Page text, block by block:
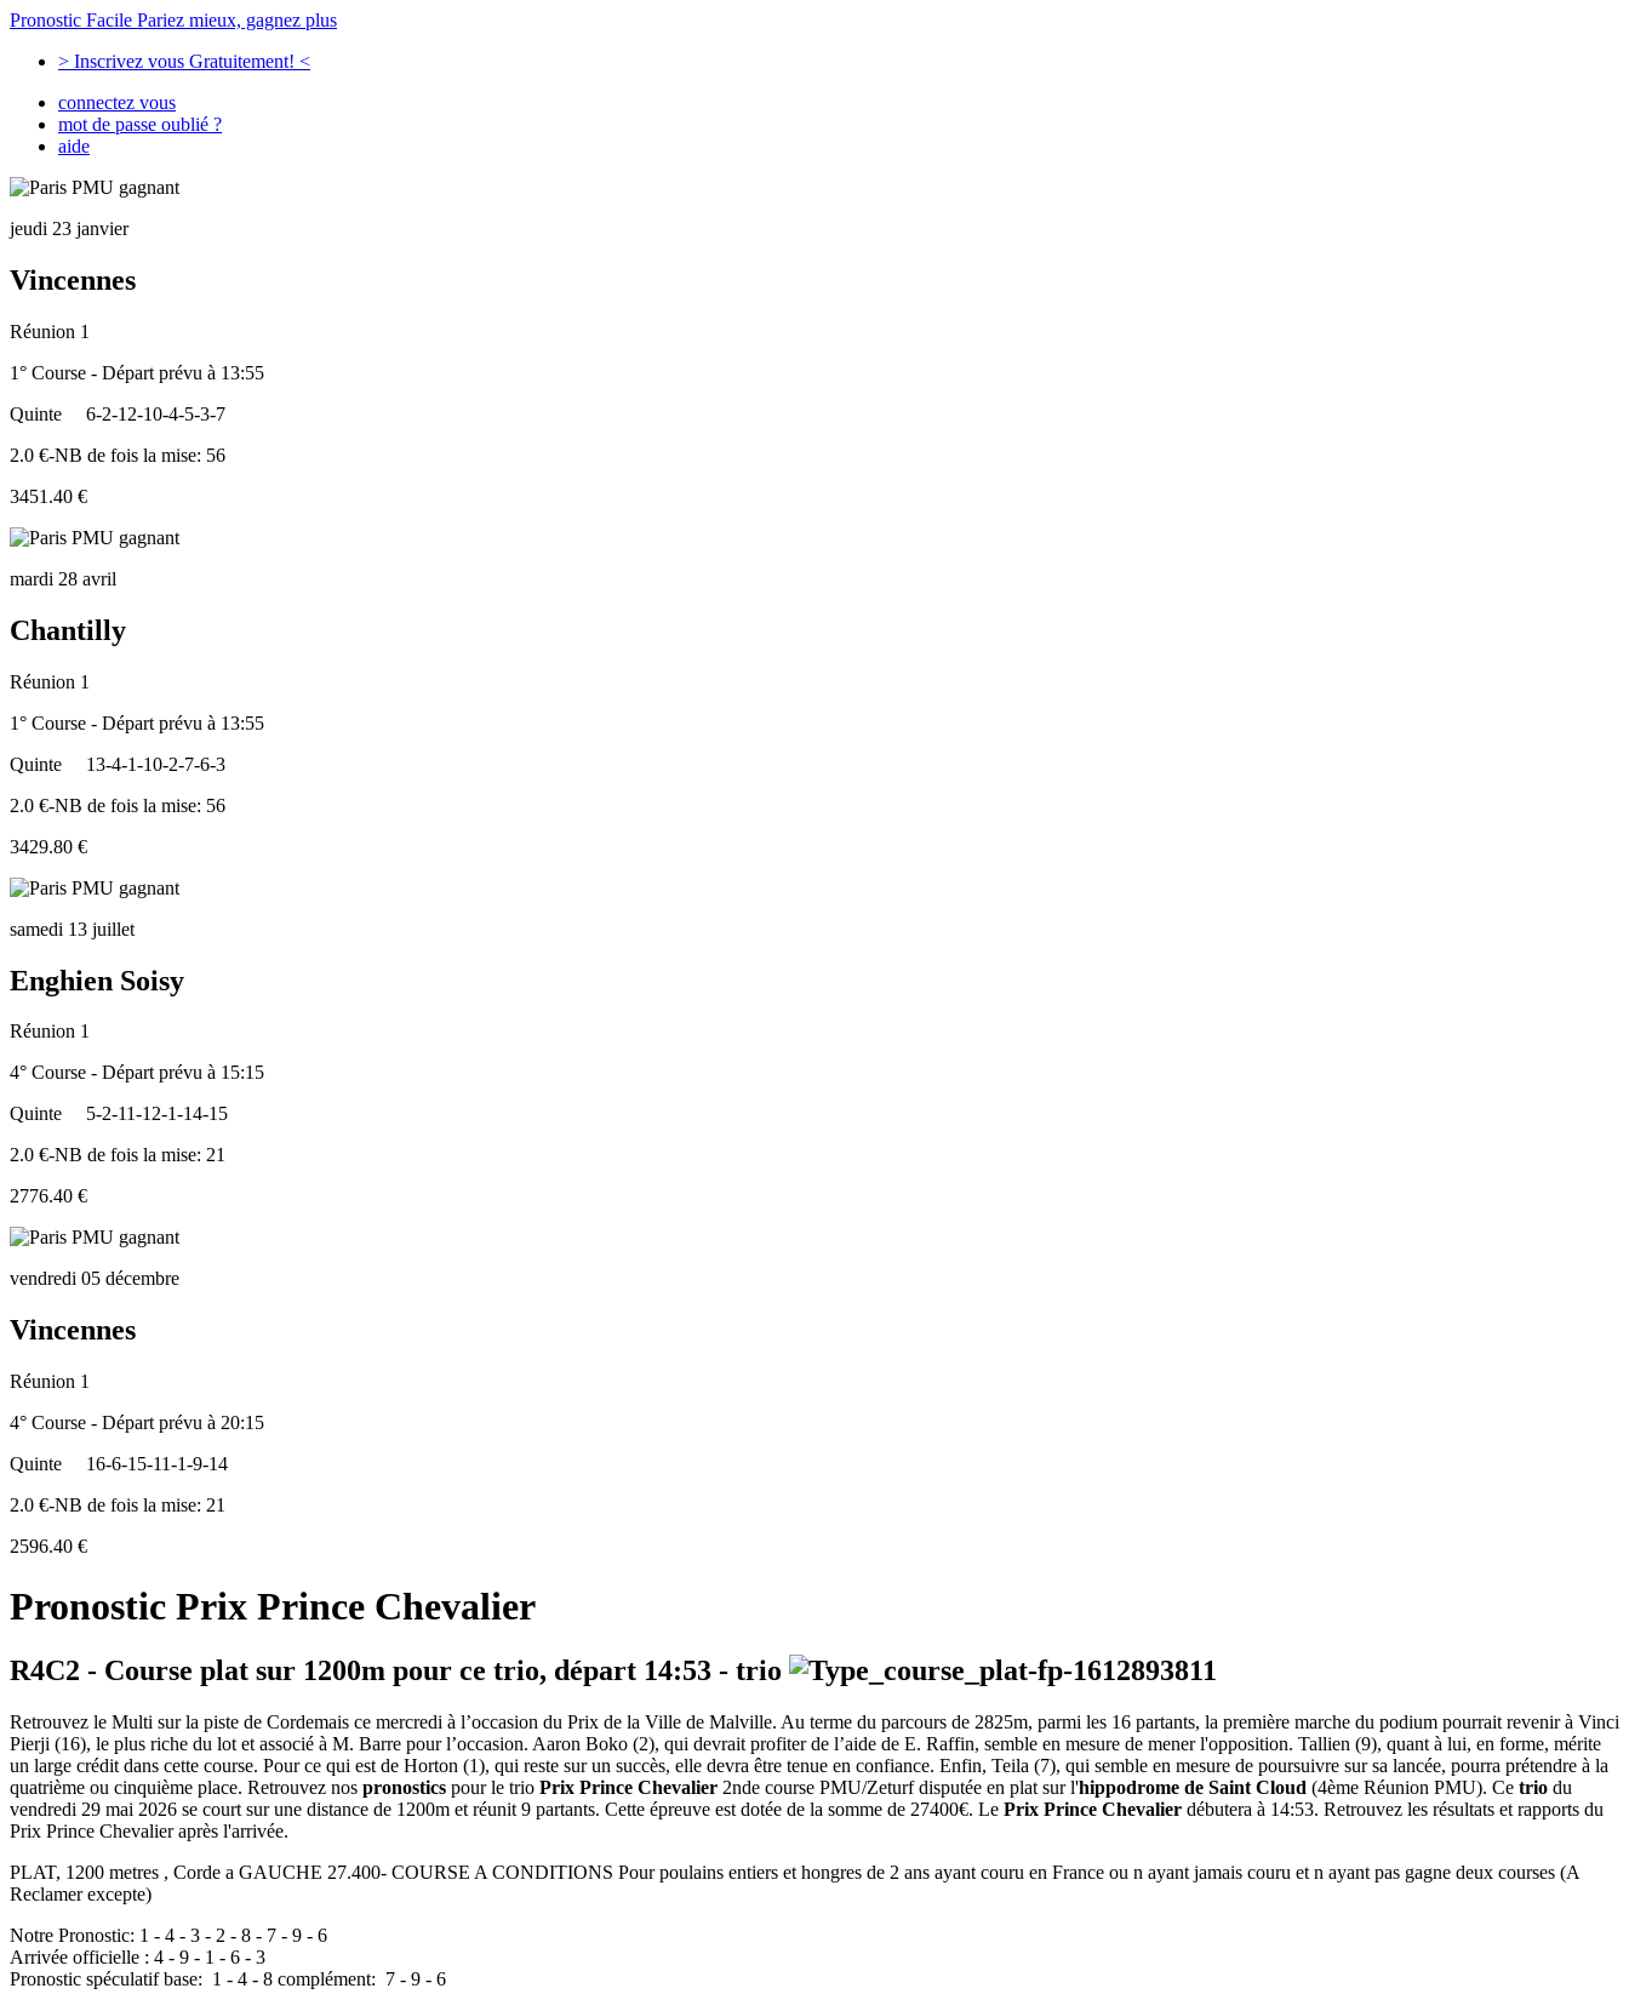
Pronostic Facile Pariez mieux, gagnez plus
> Inscrivez vous Gratuitement! <
connectez vous
mot de passe oublié ?
aide
jeudi 23 janvier
Vincennes
Réunion 1
1° Course - Départ prévu à 13:55
Quinte
6-2-12-10-4-5-3-7
2.0 €-NB de fois la mise: 56
3451.40 €
mardi 28 avril
Chantilly
Réunion 1
1° Course - Départ prévu à 13:55
Quinte
13-4-1-10-2-7-6-3
2.0 €-NB de fois la mise: 56
3429.80 €
samedi 13 juillet
Enghien Soisy
Réunion 1
4° Course - Départ prévu à 15:15
Quinte
5-2-11-12-1-14-15
2.0 €-NB de fois la mise: 21
2776.40 €
vendredi 05 décembre
Vincennes
Réunion 1
4° Course - Départ prévu à 20:15
Quinte
16-6-15-11-1-9-14
2.0 €-NB de fois la mise: 21
2596.40 €
Pronostic Prix Prince Chevalier
R4C2 - Course plat sur 1200m pour ce trio, départ 14:53 - trio
Retrouvez le Multi sur la piste de Cordemais ce mercredi à l’occasion du Prix de la Ville de Malville. Au terme du parcours de 2825m, parmi les 16 partants, la première marche du podium pourrait revenir à Vinci
Pierji (16), le plus riche du lot et associé à M. Barre pour l’occasion. Aaron Boko (2), qui devrait profiter de l’aide de E. Raffin, semble en mesure de mener l'opposition. Tallien (9), quant à lui, en forme, mérite
un large crédit dans cette course. Pour ce qui est de Horton (1), qui reste sur un succès, elle devra être tenue en confiance. Enfin, Teila (7), qui semble en mesure de poursuivre sur sa lancée, pourra prétendre à la
quatrième ou cinquième place. Retrouvez nos pronostics pour le trio Prix Prince Chevalier 2nde course PMU/Zeturf disputée en plat sur l'hippodrome de Saint Cloud (4ème Réunion PMU). Ce trio du
vendredi 29 mai 2026 se court sur une distance de 1200m et réunit 9 partants. Cette épreuve est dotée de la somme de 27400€. Le Prix Prince Chevalier débutera à 14:53. Retrouvez les résultats et rapports du
Prix Prince Chevalier après l'arrivée.
PLAT, 1200 metres , Corde a GAUCHE 27.400- COURSE A CONDITIONS Pour poulains entiers et hongres de 2 ans ayant couru en France ou n ayant jamais couru et n ayant pas gagne deux courses (A
Reclamer excepte)
Notre Pronostic: 1 - 4 - 3 - 2 - 8 - 7 - 9 - 6
Arrivée officielle : 4 - 9 - 1 - 6 - 3
Pronostic spéculatif base: 1 - 4 - 8 complément: 7 - 9 - 6